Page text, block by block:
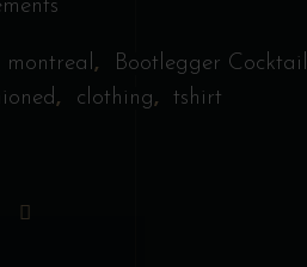
montreal,
Bootlegger Cocktail
, clothing,tshirt